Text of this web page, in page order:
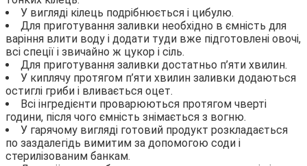
У вигляді кілець подрібнюється і цибулю.
Для приготування заливки необхідно в ємність для
варіння влити воду і додати туди вже підготовлені овочі,
всі спеції і звичайно ж цукор і сіль.
Для приготування заливки достатньо п’яти хвилин.
У киплячу протягом п’яти хвилин заливки додаються
остиглі гриби і вливається оцет.
Всі інгредієнти проварюються протягом чверті
години, після чого ємність знімається з вогню.
У гарячому вигляді готовий продукт розкладається
по заздалегідь вимитим за допомогою соди і
стерилізованим банкам.